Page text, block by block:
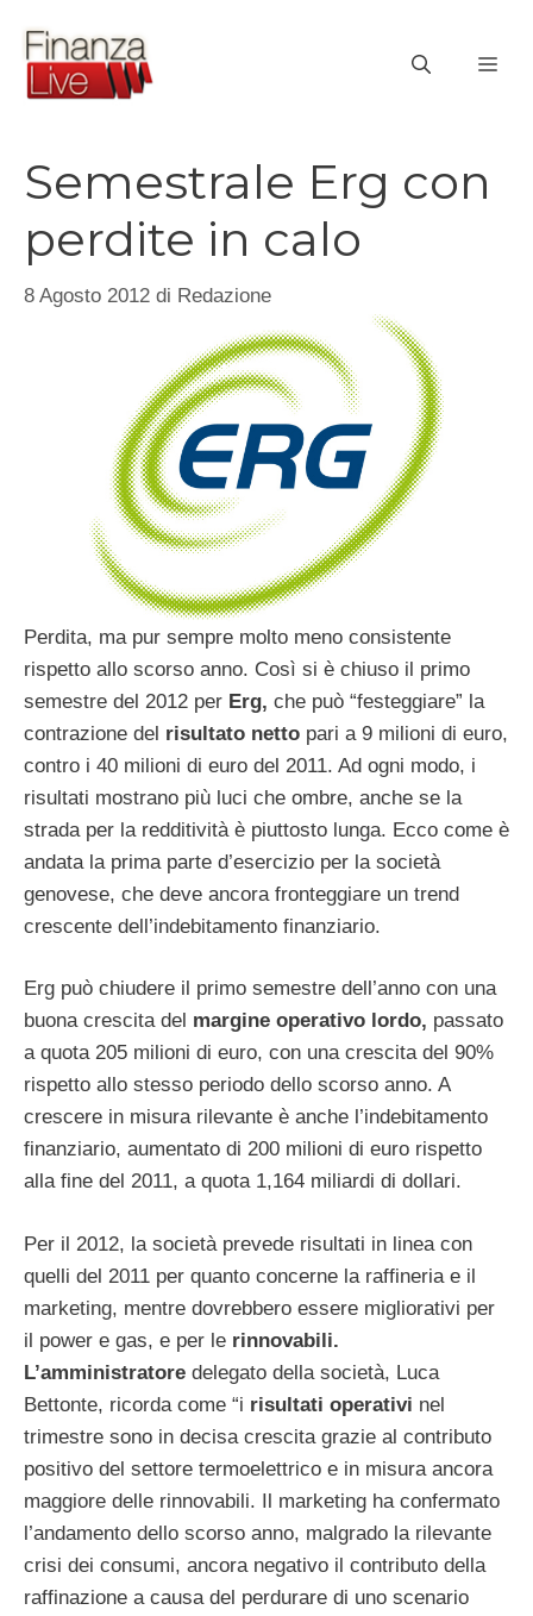
contenuto
Semestrale Erg con
perdite in calo
8 Agosto 2012 di Redazione
Perdita, ma pur sempre molto meno consistente
rispetto allo scorso anno. Così si è chiuso il primo
semestre del 2012 per Erg, che può “festeggiare” la
contrazione del risultato netto pari a 9 milioni di euro,
contro i 40 milioni di euro del 2011. Ad ogni modo, i
risultati mostrano più luci che ombre, anche se la
strada per la redditività è piuttosto lunga. Ecco come è
andata la prima parte d’esercizio per la società
genovese, che deve ancora fronteggiare un trend
crescente dell’indebitamento finanziario.
Erg può chiudere il primo semestre dell’anno con una
buona crescita del margine operativo lordo, passato
a quota 205 milioni di euro, con una crescita del 90%
rispetto allo stesso periodo dello scorso anno. A
crescere in misura rilevante è anche l’indebitamento
finanziario, aumentato di 200 milioni di euro rispetto
alla fine del 2011, a quota 1,164 miliardi di dollari.
Per il 2012, la società prevede risultati in linea con
quelli del 2011 per quanto concerne la raffineria e il
marketing, mentre dovrebbero essere migliorativi per
il power e gas, e per le rinnovabili.
L’amministratore delegato della società, Luca
Bettonte, ricorda come “i risultati operativi nel
trimestre sono in decisa crescita grazie al contributo
positivo del settore termoelettrico e in misura ancora
maggiore delle rinnovabili. Il marketing ha confermato
l’andamento dello scorso anno, malgrado la rilevante
crisi dei consumi, ancora negativo il contributo della
raffinazione a causa del perdurare di uno scenario